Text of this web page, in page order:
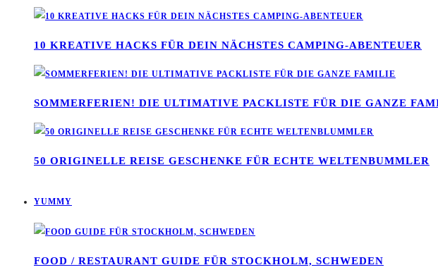
10 KREATIVE HACKS FÜR DEIN NÄCHSTES CAMPING-ABENTEUER
SOMMERFERIEN! DIE ULTIMATIVE PACKLISTE FÜR DIE GANZE
50 ORIGINELLE REISE GESCHENKE FÜR ECHTE WELTENBUMMLER
YUMMY
FOOD / RESTAURANT GUIDE FÜR STOCKHOLM, SCHWEDEN